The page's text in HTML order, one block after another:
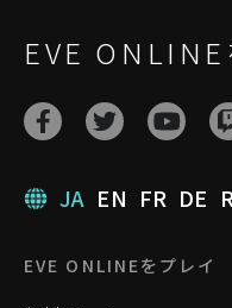
EVE ONLINE
JA EN FR DE
EVE ONLINEをプレイ